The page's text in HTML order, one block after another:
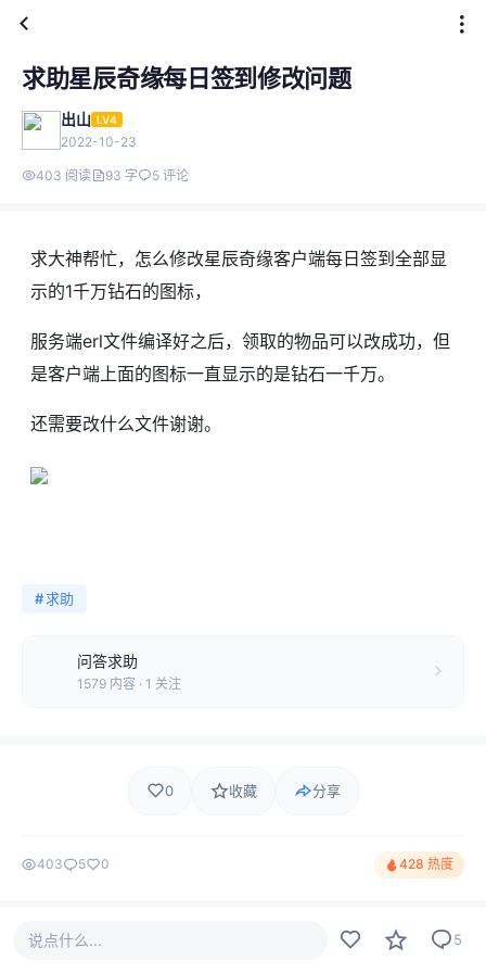
求助星辰奇缘每日签到修改问题
出山 LV4
2022-10-23
403 阅读 93 字 5 评论
求大神帮忙，怎么修改星辰奇缘客户端每日签到全部显
示的1千万钻石的图标，
服务端erl文件编译好之后，领取的物品可以改成功，但
是客户端上面的图标一直显示的是钻石一千万。
还需要改什么文件谢谢。
#求助
问答求助
1579 内容 · 1 关注
0 收藏 分享
403 5 0 428 热度
评论5 最新热门 只看作者
说点什么... 5